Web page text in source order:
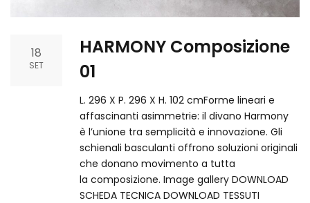
18
SET
HARMONY Composizione
01
L. 296 X P. 296 X H. 102 cmForme lineari e
affascinanti asimmetrie: il divano Harmony
è l’unione tra semplicità e innovazione. Gli
schienali basculanti offrono soluzioni originali
che donano movimento a tutta
la composizione. Image gallery DOWNLOAD
SCHEDA TECNICA DOWNLOAD TESSUTI